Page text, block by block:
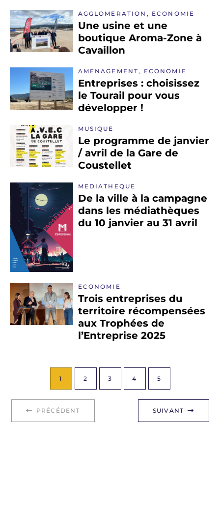
AGGLOMERATION, ECONOMIE
Une usine et une
boutique Aroma-Zone à
Cavaillon
AMENAGEMENT, ECONOMIE
Entreprises : choisissez
le Tourail pour vous
développer !
MUSIQUE
Le programme de janvier
/ avril de la Gare de
Coustellet
MEDIATHEQUE
De la ville à la campagne
dans les médiathèques
du 10 janvier au 31 avril
ECONOMIE
Trois entreprises du
territoire récompensées
aux Trophées de
l’Entreprise 2025
PRÉCÉDENT
1 2 3 4 5
SUIVANT